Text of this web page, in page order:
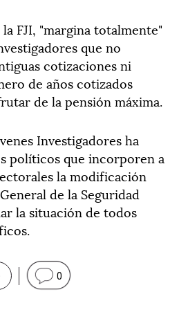
FJI, "margina totalmente"
que no
cotizaciones ni
de años cotizados
de la pensión máxima.
Investigadores ha
políticos que incorporen a
la modificación
de la Seguridad
la situación de todos
0